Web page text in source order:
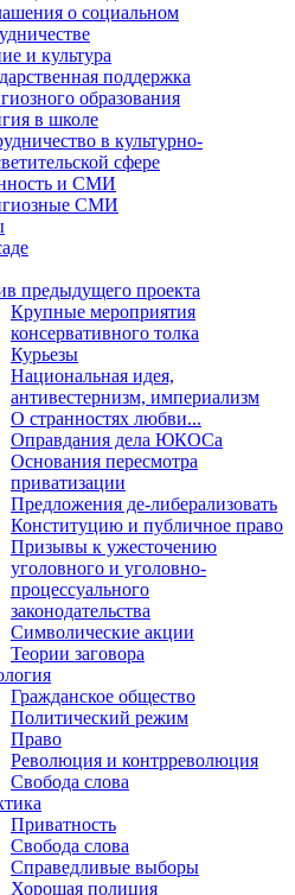
о социальном
и культура
поддержка
образования
в школе
в культурно-
сфере
и СМИ
СМИ
предыдущего проекта
Крупные мероприятия
консервативного толка
Курьезы
Национальная идея,
антивестернизм, империализм
О странностях любви...
Оправдания дела ЮКОСа
Основания пересмотра
приватизации
Предложения де-либерализовать
Конституцию и публичное право
Призывы к ужесточению
уголовного и уголовно-
процессуального
законодательства
Символические акции
Теории заговора
Гражданское общество
Политический режим
Право
Революция и контрреволюция
Свобода слова
Приватность
Свобода слова
Справедливые выборы
Хорошая полиция